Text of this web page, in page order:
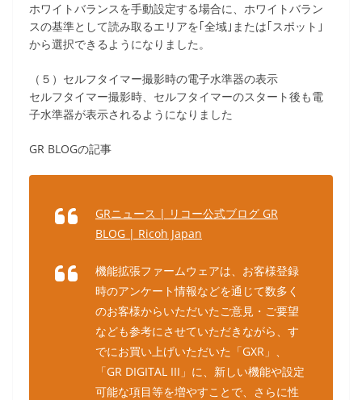
ホワイトバランスを手動設定する場合に、ホワイトバラン
スの基準として読み取るエリアを｢全域｣または｢スポット｣
から選択できるようになりました。
（５）セルフタイマー撮影時の電子水準器の表示
セルフタイマー撮影時、セルフタイマーのスタート後も電
子水準器が表示されるようになりました
GR BLOGの記事
GRニュース | リコー公式ブログ GR
BLOG | Ricoh Japan
機能拡張ファームウェアは、お客様登録
時のアンケート情報などを通じて数多く
のお客様からいただいたご意見・ご要望
なども参考にさせていただきながら、す
でにお買い上げいただいた「GXR」、
「GR DIGITAL III」に、新しい機能や設定
可能な項目等を増やすことで、さらに性